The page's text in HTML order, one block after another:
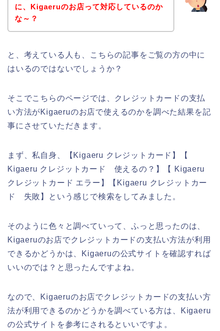
に、Kigaeruのお店って対応しているのか
な～？
と、考えている人も、こちらの記事をご覧の方の中に
はいるのではないでしょうか？
そこでこちらのページでは、クレジットカードの支払
い方法がKigaeruのお店で使えるのかを調べた結果を記
事にさせていただきます。
まず、私自身、【Kigaeru クレジットカード】【
Kigaeru クレジットカード 使えるの？】【 Kigaeru
クレジットカード エラー】【Kigaeru クレジットカー
ド 失敗】という感じで検索をしてみました。
そのように色々と調べていって、ふっと思ったのは、
Kigaeruのお店でクレジットカードの支払い方法が利用
できるかどうかは、Kigaeruの公式サイトを確認すれば
いいのでは？と思ったんですよね。
なので、Kigaeruのお店でクレジットカードの支払い方
法が利用できるのかどうかを調べている方は、Kigaeru
の公式サイトを参考にされるといいですよ。